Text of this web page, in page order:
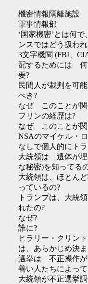
機密情報隔離施設
軍事情報部
‘国家機密’とは何で
ンスではどう扱わ
3文字機関 (FBI、
配するためには 何
要?
民間人が裁判を可
べき?
なぜ このことが関
フリンの経歴は?
なぜ このことが関
NSAのマイケル・
なしで個人的にト
大統領は 遺体が埋
な秘密)を知ってる
大統領は、ほとん
っているの?
トランプは、大統
れたの?
なぜ?
誰に?
ヒラリー・クリン
は、あらかじめ決
選挙は 不正操作が
善い人たちによっ
大統領が不正選挙